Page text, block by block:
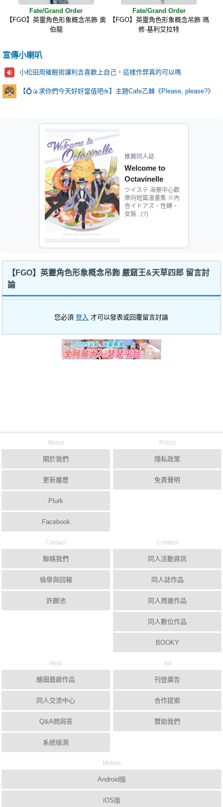
Fate/Grand Order
【FGO】英靈角色形象概念吊飾 奧
伯龍
Fate/Grand Order
【FGO】英靈角色形象概念吊飾 瑪
修·基利艾拉特
宣傳小喇叭
小松田用催眠術讓利吉喜歡上自己，這樣作弊真的可以嗎
【💍🍙求你們今天好好當值吧☕️】主題Cafe乙棘《Please, please?》
推薦同人誌
Welcome to
Octavinelle
ツイステ 海寮中心歡
樂向短篇漫畫集 ※內
含イドアズ、性轉、
女裝...(?)
【FGO】英靈角色形象概念吊飾 嚴窟王&天草四郎 留言討
論
您必須登入 才可以發表或回覆留言討論
About
關於我們
更新履歷
Plurk
Facebook
Policy
隱私政策
免責聲明
Contact
聯絡我們
檢舉與回報
許願池
Content
同人活動資訊
同人誌作品
同人周邊作品
同人數位作品
BOOKY
Help
繪圖藝廊作品
同人交流中心
Q&A問與答
系統檢測
Ad
刊登廣告
合作提案
贊助我們
Mobile
Android版
iOS版